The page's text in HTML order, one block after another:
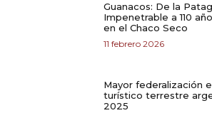
Guanacos: De la
Impenetrable a 110
en el Chaco Seco
11 febrero 2026
Mayor federalización
turístico terrestre
2025